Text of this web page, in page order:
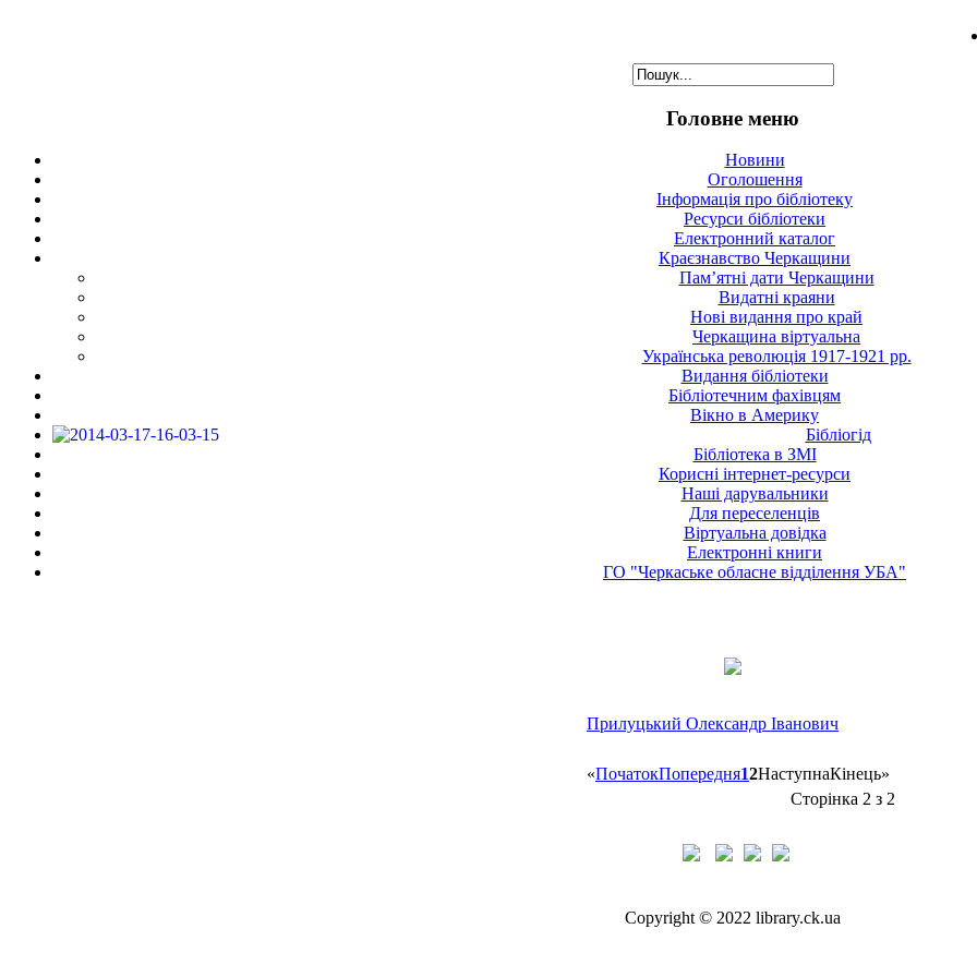
Головне меню
Новини
Оголошення
Інформація про бібліотеку
Ресурси бібліотеки
Електронний каталог
Краєзнавство Черкащини
Пам’ятні дати Черкащини
Видатні краяни
Нові видання про край
Черкащина віртуальна
Українська революція 1917-1921 рр.
Видання бібліотеки
Бібліотечним фахівцям
Вікно в Америку
Бібліогід
Бібліотека в ЗМІ
Корисні інтернет-ресурси
Наші дарувальники
Для переселенців
Віртуальна довідка
Електронні книги
ГО "Черкаське обласне відділення УБА"
Прилуцький Олександр Іванович
«ПочатокПопередня12НаступнаКінець»
Сторінка 2 з 2
Copyright © 2022 library.ck.ua